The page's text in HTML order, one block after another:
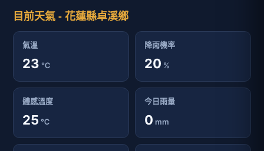
目前天氣 - 花蓮縣卓溪鄉
氣溫
23 ℃
降雨機率
20 %
體感溫度
25 ℃
今日雨量
0 mm